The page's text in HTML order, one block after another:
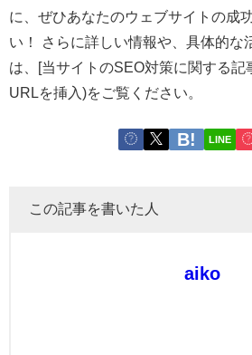
に、ぜひあなたのウェブサイトの成
い！ さらに詳しい情報や、具体的な
は、[当サイトのSEO対策に関する
URLを挿入)をご覧ください。
LINE
この記事を書いた人
aiko